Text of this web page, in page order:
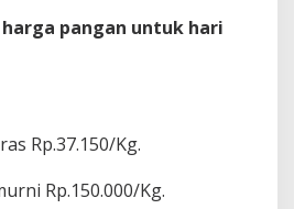
pangan untuk hari
Rp.37.150/Kg.
Rp.150.000/Kg.